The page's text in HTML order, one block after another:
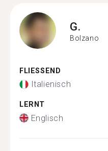
G.
Bolzano
FLIESSEND
Italienisch
LERNT
Englisch